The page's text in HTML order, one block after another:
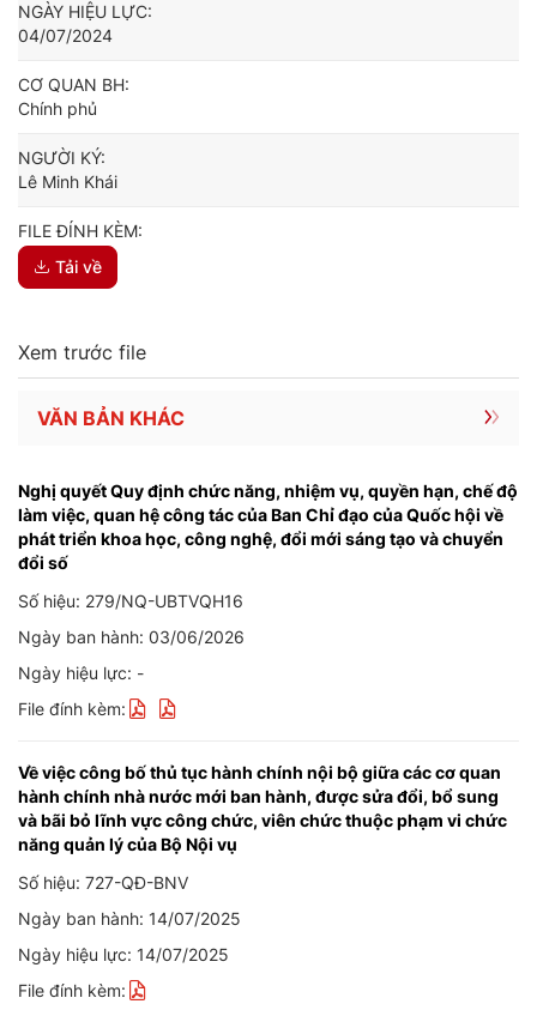
NGÀY HIỆU LỰC:
04/07/2024
CƠ QUAN BH:
Chính phủ
NGƯỜI KÝ:
Lê Minh Khái
FILE ĐÍNH KÈM:
Tải về
Xem trước file
VĂN BẢN KHÁC
Nghị quyết Quy định chức năng, nhiệm vụ, quyền hạn, chế độ
làm việc, quan hệ công tác của Ban Chỉ đạo của Quốc hội về
phát triển khoa học, công nghệ, đổi mới sáng tạo và chuyển
đổi số
Số hiệu: 279/NQ-UBTVQH16
Ngày ban hành: 03/06/2026
Ngày hiệu lực: -
File đính kèm:
Về việc công bố thủ tục hành chính nội bộ giữa các cơ quan
hành chính nhà nước mới ban hành, được sửa đổi, bổ sung
và bãi bỏ lĩnh vực công chức, viên chức thuộc phạm vi chức
năng quản lý của Bộ Nội vụ
Số hiệu: 727-QĐ-BNV
Ngày ban hành: 14/07/2025
Ngày hiệu lực: 14/07/2025
File đính kèm: